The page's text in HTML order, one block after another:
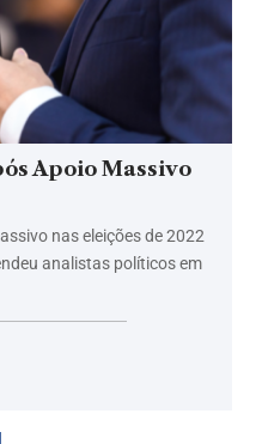
Apoio Massivo
nas eleições de 2022
analistas políticos em